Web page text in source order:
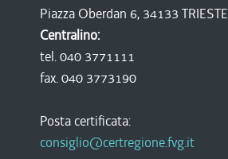
Piazza Oberdan 6, 34133 TRIESTE
Centralino:
tel. 040 3771111
fax. 040 3773190
Posta certificata:
consiglio@certregione.fvg.it